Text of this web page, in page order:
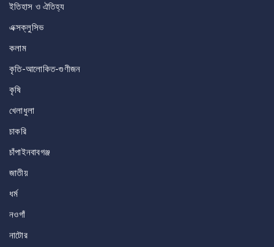
ইতিহাস ও ঐতিহ্য
এক্সক্লুসিভ
কলাম
কৃতি-আলোকিত-গুণীজন
কৃষি
খেলাধুলা
চাকরি
চাঁপাইনবাবগঞ্জ
জাতীয়
ধর্ম
নওগাঁ
নাটোর